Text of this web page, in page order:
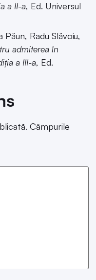
a II-a, Ed. Universul
Radu Slăvoiu,
admiterea în
a III-a, Ed.
Câmpurile